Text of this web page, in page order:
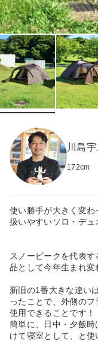
川島
172cm
使い勝手が大きく変
扱いやすいソロ・デュ
スノーピークを代表
品として今年生まれ変
新旧の1番大きな違い
ったことで、外側の
使用できることです！
簡単に、日中・夕飯
けて寝室として、と使